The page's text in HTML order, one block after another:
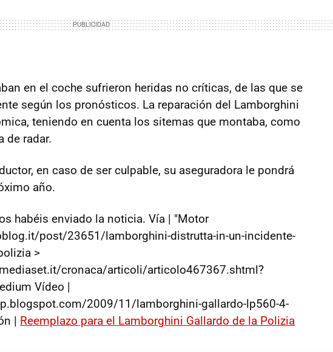
en el coche sufrieron heridas no críticas, de las que se
según los pronósticos. La reparación del Lamborghini
teniendo en cuenta los sitemas que montaba, como
de radar.
en caso de ser culpable, su aseguradora le pondrá
año.
habéis enviado la noticia. Vía | "Motor
post/23651/lamborghini-distrutta-in-un-incidente-
>
cronaca/articoli/articolo467367.shtml?
Vídeo |
2009/11/lamborghini-gallardo-lp560-4-
| Reemplazo para el Lamborghini Gallardo de la Polizia